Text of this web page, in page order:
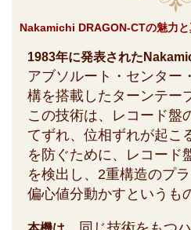
Nakamichi DRAGON-CTの魅力と
1983年に発表された
アブソルート・センター
構を搭載したターンテー
この技術は、レコード盤
てずれ、位相ずれが起こ
を防ぐために、レコード
を検出し、2重構造のプ
偏心値分動かすというも